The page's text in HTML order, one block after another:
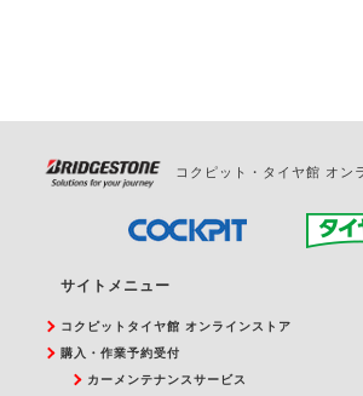
コクピット・タイヤ館 オン
サイトメニュー
コクピットタイヤ館 オンラインストア
購入・作業予約受付
カーメンテナンスサービス